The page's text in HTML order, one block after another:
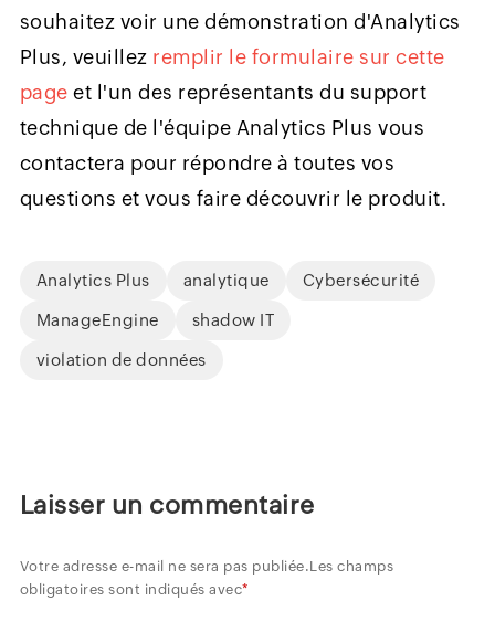
souhaitez voir une démonstration d'Analytics
Plus, veuillez remplir le formulaire sur cette
page et l'un des représentants du support
technique de l'équipe Analytics Plus vous
contactera pour répondre à toutes vos
questions et vous faire découvrir le produit.
Analytics Plus analytique Cybersécurité
ManageEngine shadow IT
violation de données
Laisser un commentaire
Votre adresse e-mail ne sera pas publiée.Les champs
obligatoires sont indiqués avec*